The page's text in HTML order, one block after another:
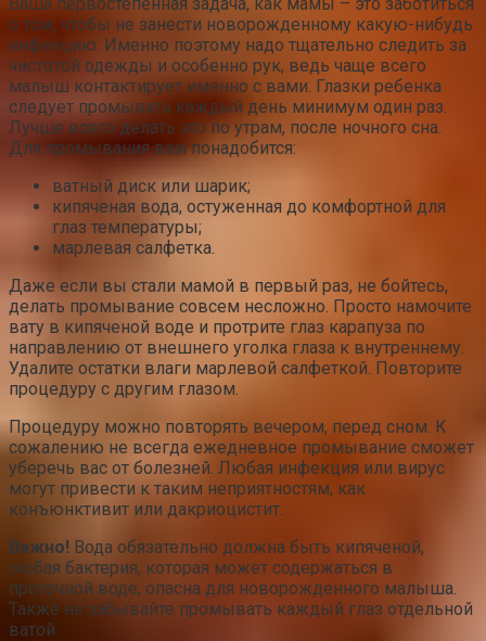
о том, чтобы не занести новорожденному какую-нибудь
инфекцию. Именно поэтому надо тщательно следить за
чистотой одежды и особенно рук, ведь чаще всего
малыш контактирует именно с вами. Глазки ребенка
следует промывать каждый день минимум один раз.
Лучше всего делать это по утрам, после ночного сна.
Для промывания вам понадобится:
ватный диск или шарик;
кипяченая вода, остуженная до комфортной для
глаз температуры;
марлевая салфетка.
Даже если вы стали мамой в первый раз, не бойтесь,
делать промывание совсем несложно. Просто намочите
вату в кипяченой воде и протрите глаз карапуза по
направлению от внешнего уголка глаза к внутреннему.
Удалите остатки влаги марлевой салфеткой. Повторите
процедуру с другим глазом.
Процедуру можно повторять вечером, перед сном. К
сожалению не всегда ежедневное промывание сможет
уберечь вас от болезней. Любая инфекция или вирус
могут привести к таким неприятностям, как
конъюнктивит или дакриоцистит.
Важно! Вода обязательно должна быть кипяченой,
любая бактерия, которая может содержаться в
проточной воде, опасна для новорожденного малыша.
Также не забывайте промывать каждый глаз отдельной
ватой.